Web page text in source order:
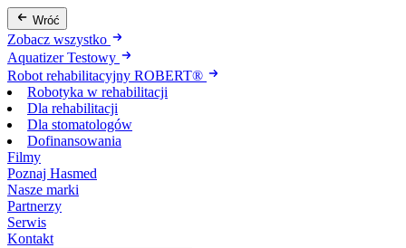
Wróć
Zobacz wszystko
Aquatizer Testowy
Robot rehabilitacyjny ROBERT®
Robotyka w rehabilitacji
Dla rehabilitacji
Dla stomatologów
Dofinansowania
Filmy
Poznaj Hasmed
Nasze marki
Partnerzy
Serwis
Kontakt